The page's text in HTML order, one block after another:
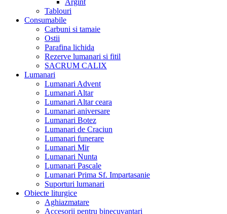
Argint
Tablouri
Consumabile
Carbuni si tamaie
Ostii
Parafina lichida
Rezerve lumanari si fitil
SACRUM CALIX
Lumanari
Lumanari Advent
Lumanari Altar
Lumanari Altar ceara
Lumanari aniversare
Lumanari Botez
Lumanari de Craciun
Lumanari funerare
Lumanari Mir
Lumanari Nunta
Lumanari Pascale
Lumanari Prima Sf. Impartasanie
Suporturi lumanari
Obiecte liturgice
Aghiazmatare
Accesorii pentru binecuvantari